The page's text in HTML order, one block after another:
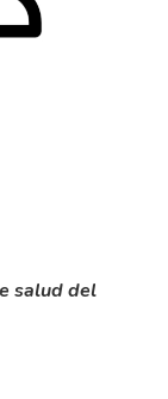
salud del